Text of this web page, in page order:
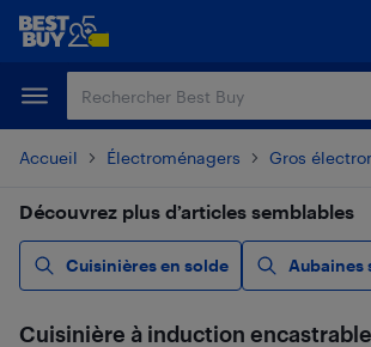
Passer
principal
Passer
Accueil Électroménagers Gros
Découvrez plus d’articles semblables
Cuisinières en solde Aubaines
Cuisinière à induction